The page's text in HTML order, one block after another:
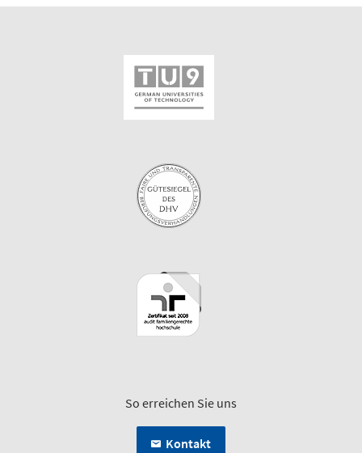
So erreichen Sie uns
Kontakt